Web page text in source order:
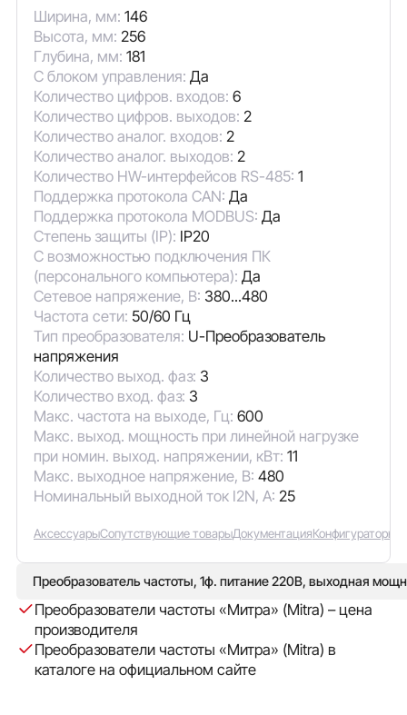
Ширина, мм: 146
Высота, мм: 256
Глубина, мм: 181
С блоком управления: Да
Количество цифров. входов: 6
Количество цифров. выходов: 2
Количество аналог. входов: 2
Количество аналог. выходов: 2
Количество HW-интерфейсов RS-485: 1
Поддержка протокола CAN: Да
Поддержка протокола MODBUS: Да
Степень защиты (IP): IP20
С возможностью подключения ПК
(персонального компьютера): Да
Сетевое напряжение, В: 380...480
Частота сети: 50/60 Гц
Тип преобразователя: U-Преобразователь
напряжения
Количество выход. фаз: 3
Количество вход. фаз: 3
Макс. частота на выходе, Гц: 600
Макс. выход. мощность при линейной нагрузке
при номин. выход. напряжении, кВт: 11
Макс. выходное напряжение, В: 480
Номинальный выходной ток I2N, А: 25
АксессуарыСопутствующие товарыДокументацияКонфигураторы
Преобразователь частоты, 1ф. питание 220В, выходная
Преобразователи частоты «Митра» (Mitra) – цена
производителя
Преобразователи частоты «Митра» (Mitra) в
каталоге на официальном сайте